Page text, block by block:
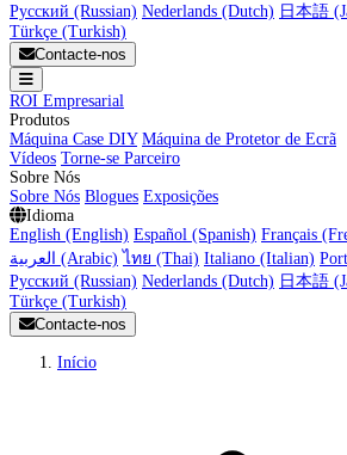
Русский (Russian) Nederlands (Dutch) 日本語
Türkçe (Turkish)
Contacte-nos
ROI Empresarial
Produtos
Máquina Case DIY Máquina de Protetor de Ecrã
Vídeos Torne-se Parceiro
Sobre Nós
Sobre Nós Blogues Exposições
Idioma
English (English) Español (Spanish) Français
العربية (Arabic) ไทย (Thai) Italiano (Italian)
Русский (Russian) Nederlands (Dutch) 日本語
Türkçe (Turkish)
Contacte-nos
Início